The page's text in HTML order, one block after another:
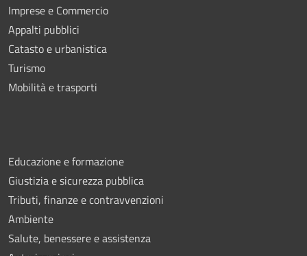
Imprese e Commercio
Appalti pubblici
Catasto e urbanistica
Turismo
Mobilità e trasporti
Educazione e formazione
Giustizia e sicurezza pubblica
Tributi, finanze e contravvenzioni
Ambiente
Salute, benessere e assistenza